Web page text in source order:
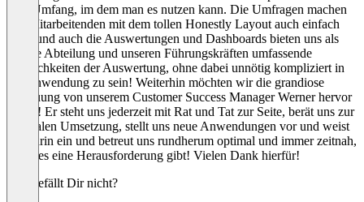
dem Umfang, im dem man es nutzen kann. Die Umfragen machen
den Mitarbeitenden mit dem tollen Honestly Layout auch einfach
Spaß und auch die Auswertungen und Dashboards bieten uns als
People Abteilung und unseren Führungskräften umfassende
Möglichkeiten der Auswertung, ohne dabei unnötig kompliziert in
der Anwendung zu sein! Weiterhin möchten wir die grandiose
Betreuung von unserem Customer Success Manager Werner hervor
heben! Er steht uns jederzeit mit Rat und Tat zur Seite, berät uns zur
optimalen Umsetzung, stellt uns neue Anwendungen vor und weist
uns darin ein und betreut uns rundherum optimal und immer zeitnah,
wenn es eine Herausforderung gibt! Vielen Dank hierfür!
Was gefällt Dir nicht?